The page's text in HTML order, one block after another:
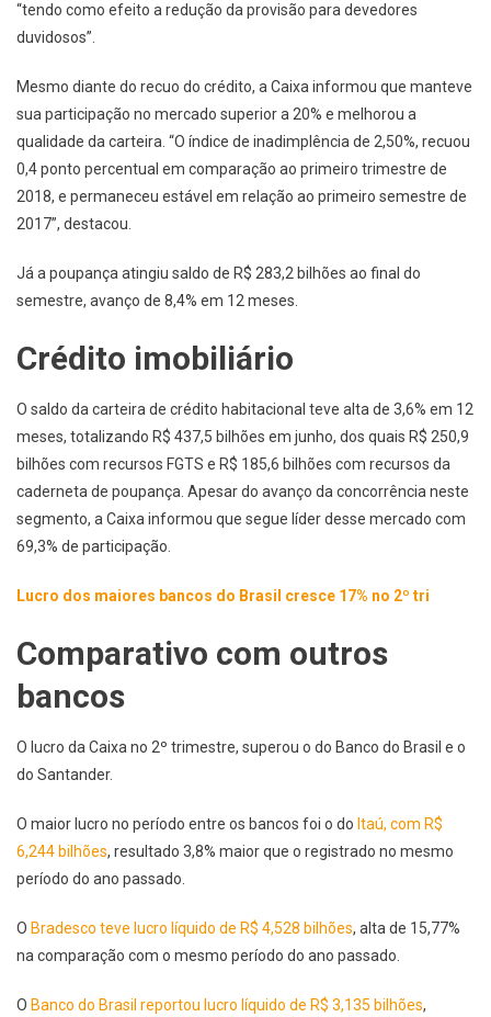
“tendo como efeito a redução da provisão para devedores
duvidosos”.
Mesmo diante do recuo do crédito, a Caixa informou que manteve
sua participação no mercado superior a 20% e melhorou a
qualidade da carteira. “O índice de inadimplência de 2,50%, recuou
0,4 ponto percentual em comparação ao primeiro trimestre de
2018, e permaneceu estável em relação ao primeiro semestre de
2017”, destacou.
Já a poupança atingiu saldo de R$ 283,2 bilhões ao final do
semestre, avanço de 8,4% em 12 meses.
Crédito imobiliário
O saldo da carteira de crédito habitacional teve alta de 3,6% em 12
meses, totalizando R$ 437,5 bilhões em junho, dos quais R$ 250,9
bilhões com recursos FGTS e R$ 185,6 bilhões com recursos da
caderneta de poupança. Apesar do avanço da concorrência neste
segmento, a Caixa informou que segue líder desse mercado com
69,3% de participação.
Lucro dos maiores bancos do Brasil cresce 17% no 2º tri
Comparativo com outros
bancos
O lucro da Caixa no 2º trimestre, superou o do Banco do Brasil e o
do Santander.
O maior lucro no período entre os bancos foi o do Itaú, com R$
6,244 bilhões, resultado 3,8% maior que o registrado no mesmo
período do ano passado.
O Bradesco teve lucro líquido de R$ 4,528 bilhões, alta de 15,77%
na comparação com o mesmo período do ano passado.
O Banco do Brasil reportou lucro líquido de R$ 3,135 bilhões,